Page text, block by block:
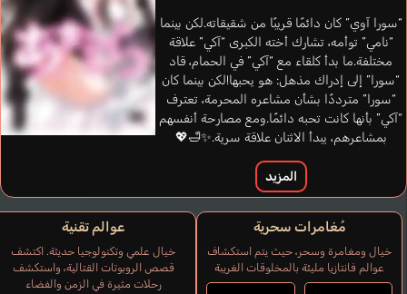
“سورا آوي” كان دائمًا قريبًا من شقيقاته.لكن بينما
“نامي” توأمه، تشارك أخته الكبرى “آكي” علاقة
مختلفة.ما بدأ كلقاء مع “آكي” في الحمام، قاد
“سورا” إلى إدراك مذهل: هو يحبها!لكن بينما كان
“سورا” مترددًا بشأن مشاعره المحرمة، تعترف
“آكي” بأنها كانت تحبه دائمًا.ومع مصارحة أنفسهم
بمشاعرهم، يبدأ الاثنان علاقة سرية.✨🛁💖
المزيد
مُغامرات سحرية
خيال ومغامرة وسحر، حيث يتم استكشاف
عوالم فانتازيا مليئة بالمخلوقات الغريبة
عوالم تقنية
خيال علمي وتكنولوجيا حديثة. اكتشف
قصص الروبوتات القتالية، واستكشف
رحلات مثيرة في الزمن والفضاء